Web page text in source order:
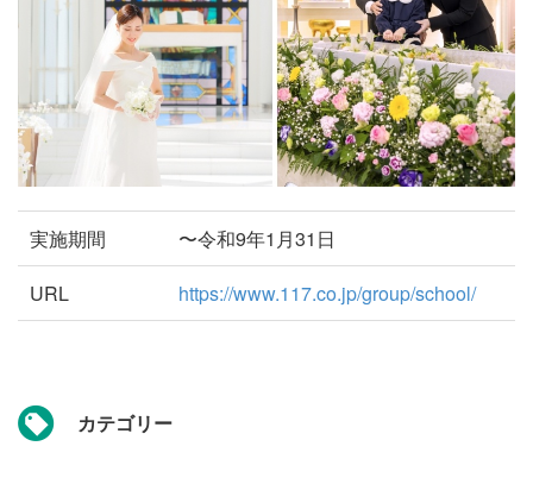
実施期間
〜令和9年1月31日
URL
https://www.117.co.jp/group/school/
カテゴリー